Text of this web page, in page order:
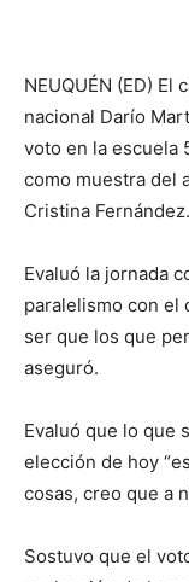
NEUQUÉN (ED)
nacional Darío
voto en la escuela
como muestra del
Cristina Fernández.
Evaluó la jornada
paralelismo con el
ser que los que
aseguró.
Evaluó que lo que
elección de hoy
cosas, creo que a
Sostuvo que el